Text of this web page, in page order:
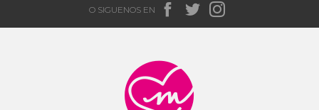
O SIGUENOS EN   
